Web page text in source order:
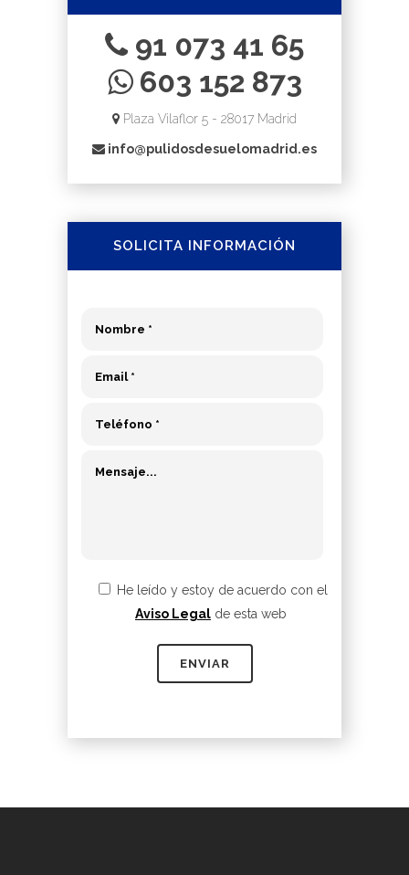
91 073 41 65
603 152 873
Plaza Vilaflor 5 - 28017 Madrid
info@pulidosdesuelomadrid.es
SOLICITA INFORMACIÓN
He leído y estoy de acuerdo con el
Aviso Legal de esta web